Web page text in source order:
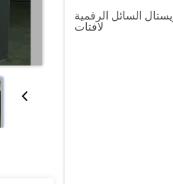
السائل الرقمية
لافتات